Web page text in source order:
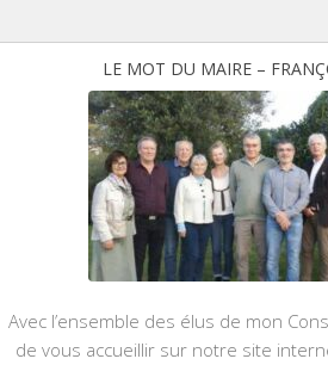
LE MOT DU MAIRE –
Avec l’ensemble des élus de mon
de vous accueillir sur notre site